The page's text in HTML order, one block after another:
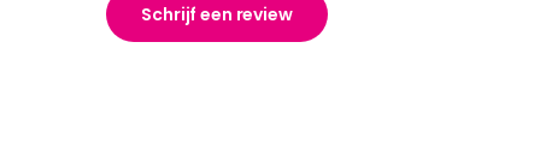
Schrijf een review